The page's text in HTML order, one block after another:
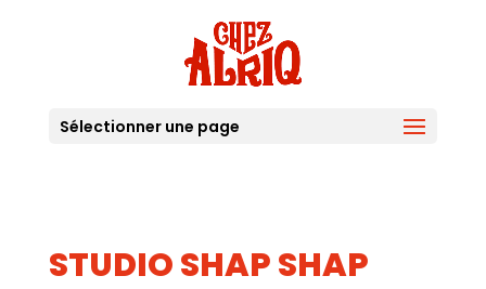
Sélectionner une page
STUDIO SHAP SHAP